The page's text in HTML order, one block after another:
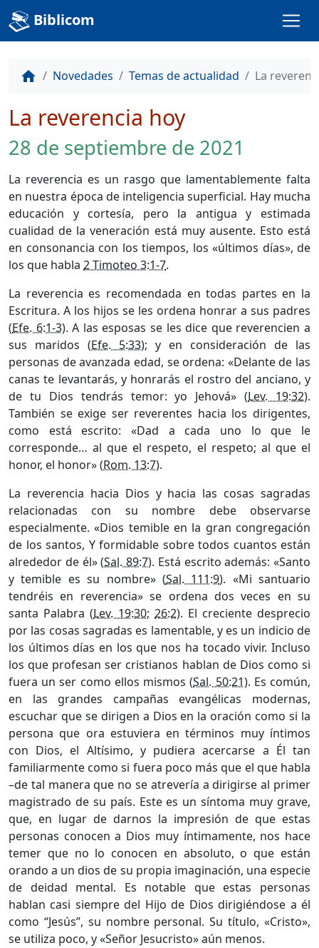
Biblicom
home Novedades Temas de actualidad La
La reverencia hoy
28 de septiembre de 2021
La reverencia es un rasgo que lamentablemente falta
en nuestra época de inteligencia superficial. Hay mucha
educación y cortesía, pero la antigua y estimada
cualidad de la veneración está muy ausente. Esto está
en consonancia con los tiempos, los «últimos días», de
los que habla 2 Timoteo 3:1-7.
La reverencia es recomendada en todas partes en la
Escritura. A los hijos se les ordena honrar a sus padres
(Efe. 6:1-3). A las esposas se les dice que reverencien a
sus maridos (Efe. 5:33); y en consideración de las
personas de avanzada edad, se ordena: «Delante de las
canas te levantarás, y honrarás el rostro del anciano, y
de tu Dios tendrás temor: yo Jehová» (Lev. 19:32).
También se exige ser reverentes hacia los dirigentes,
como está escrito: «Dad a cada uno lo que le
corresponde… al que el respeto, el respeto; al que el
honor, el honor» (Rom. 13:7).
La reverencia hacia Dios y hacia las cosas sagradas
relacionadas con su nombre debe observarse
especialmente. «Dios temible en la gran congregación
de los santos, Y formidable sobre todos cuantos están
alrededor de él» (Sal. 89:7). Está escrito además: «Santo
y temible es su nombre» (Sal. 111:9). «Mi santuario
tendréis en reverencia» se ordena dos veces en su
santa Palabra (Lev. 19:30; 26:2). El creciente desprecio
por las cosas sagradas es lamentable, y es un indicio de
los últimos días en los que nos ha tocado vivir. Incluso
los que profesan ser cristianos hablan de Dios como si
fuera un ser como ellos mismos (Sal. 50:21). Es común,
en las grandes campañas evangélicas modernas,
escuchar que se dirigen a Dios en la oración como si la
persona que ora estuviera en términos muy íntimos
con Dios, el Altísimo, y pudiera acercarse a Él tan
familiarmente como si fuera poco más que el que habla
–de tal manera que no se atrevería a dirigirse al primer
magistrado de su país. Este es un síntoma muy grave,
que, en lugar de darnos la impresión de que estas
personas conocen a Dios muy íntimamente, nos hace
temer que no lo conocen en absoluto, o que están
orando a un dios de su propia imaginación, una especie
de deidad mental. Es notable que estas personas
hablan casi siempre del Hijo de Dios dirigiéndose a él
como “Jesús”, su nombre personal. Su título, «Cristo»,
se utiliza poco, y «Señor Jesucristo» aún menos.